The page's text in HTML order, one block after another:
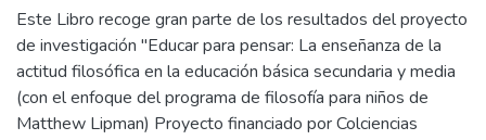
Este Libro recoge gran parte de los resultados del proyecto
de investigación "Educar para pensar: La enseñanza de la
actitud filosófica en la educación básica secundaria y media
(con el enfoque del programa de filosofía para niños de
Matthew Lipman) Proyecto financiado por Colciencias